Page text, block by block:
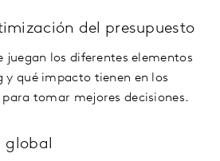
del presupuesto
juegan los diferentes elementos
y qué impacto tienen en los
tomar mejores decisiones.
global